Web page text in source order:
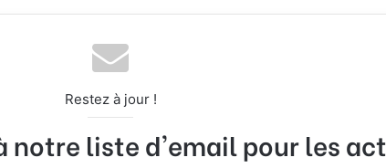
m at
Restez à jour !
notre liste d'email pour les